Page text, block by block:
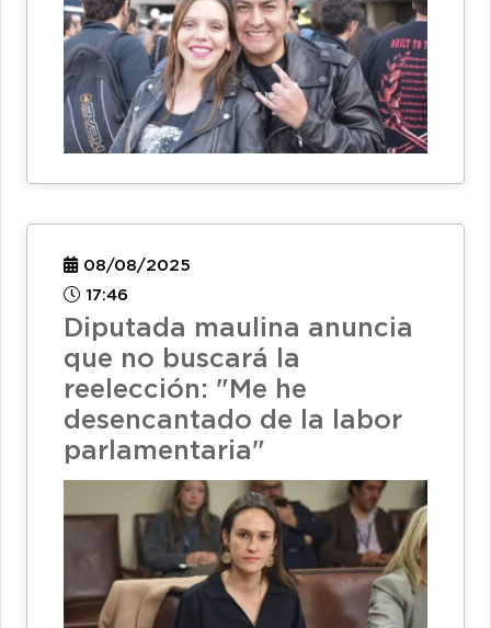
08/08/2025
17:46
Diputada maulina anuncia
que no buscará la
reelección: "Me he
desencantado de la labor
parlamentaria"